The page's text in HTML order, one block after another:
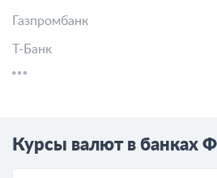
Газпромбанк
Т-Банк
Курсы валют в банках